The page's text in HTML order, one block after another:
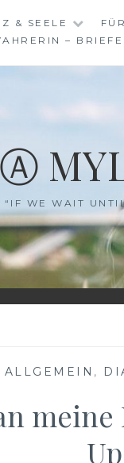
& SEELE
– BRIEFE
Ⓐ
“IF WE WAIT
ALLGEMEIN ,